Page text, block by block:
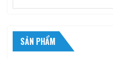
SẢN PHẨM